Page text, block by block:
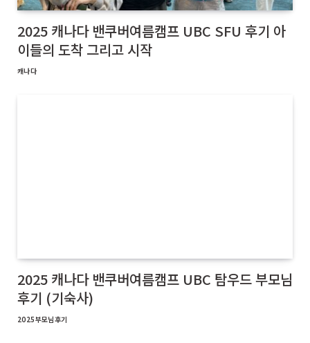
2025 캐나다 밴쿠버여름캠프 UBC SFU 후기 아
이들의 도착 그리고 시작
캐나다
2025 캐나다 밴쿠버여름캠프 UBC 탐우드 부모님
후기 (기숙사)
2025부모님후기